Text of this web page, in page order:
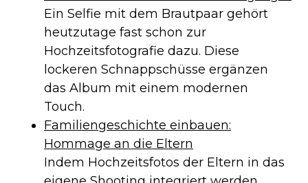
Ein Selfie mit dem Brautpaar gehört
heutzutage fast schon zur
Hochzeitsfotografie dazu. Diese
lockeren Schnappschüsse ergänzen
das Album mit einem modernen
Touch.
Familiengeschichte einbauen:
Hommage an die Eltern
Indem Hochzeitsfotos der Eltern in das